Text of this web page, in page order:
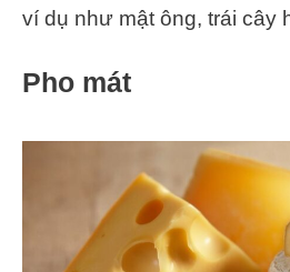
ví dụ như mật ông, trái cây
Pho mát